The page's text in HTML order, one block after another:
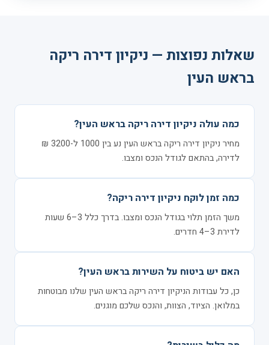
שאלות נפוצות — ניקיון דירה ריקה
בראש העין
כמה עולה ניקיון דירה ריקה בראש העין?
מחיר ניקיון דירה ריקה בראש העין נע בין 1000 ל-3200 ₪
לדירה, בהתאם לגודל הנכס ומצבו.
כמה זמן לוקח ניקיון דירה ריקה?
משך הזמן תלוי בגודל הנכס ומצבו. בדרך כלל 3–6 שעות
לדירת 3–4 חדרים.
האם יש ביטוח על השירות בראש העין?
כן, כל עבודות הניקיון דירה ריקה בראש העין שלנו מבוטחות
במלואן. הציוד, הצוות, והנכס שלכם מוגנים.